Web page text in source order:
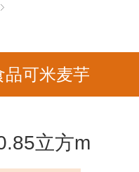
可米麦芋
立方m